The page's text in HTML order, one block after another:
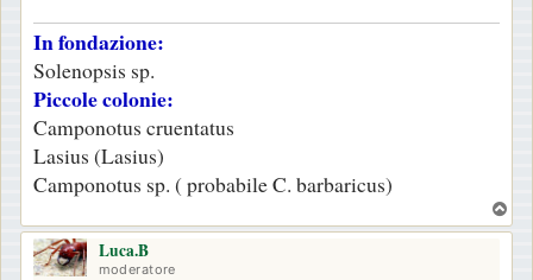
g
i
o
In fondazione:
Solenopsis sp.
Piccole colonie:
Camponotus cruentatus
Lasius (Lasius)
Camponotus sp. ( probabile C. barbaricus)
o
Luca.B
moderatore